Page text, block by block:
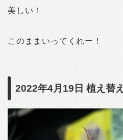
美しい！
このままいってくれー！
2022年4月19日 植え替え